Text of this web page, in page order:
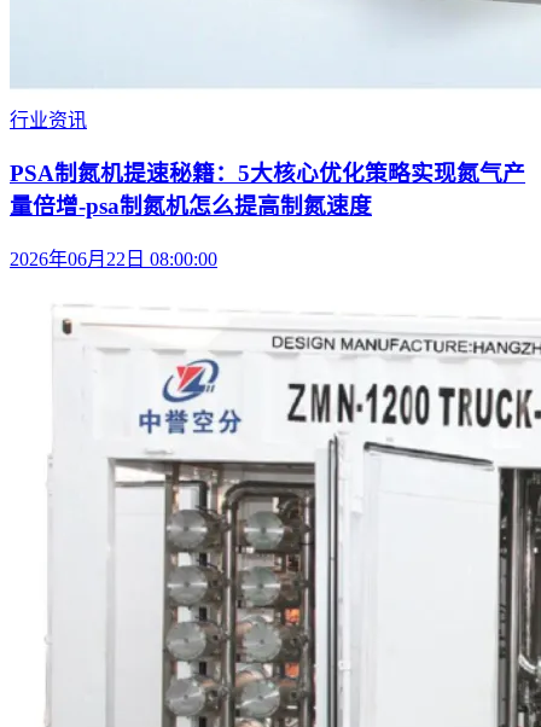
行业资讯
PSA制氮机提速秘籍：5大核心优化策略实现氮气产
量倍增-psa制氮机怎么提高制氮速度
2026年06月22日 08:00:00